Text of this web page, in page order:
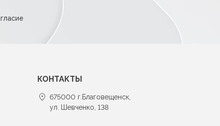
КОНТАКТЫ
675000 г.Благовещенск,
ул. Шевченко, 138